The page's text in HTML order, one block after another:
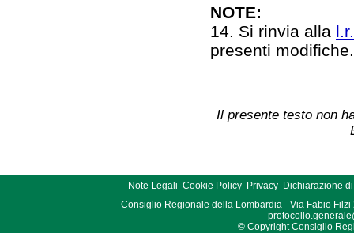
NOTE:
14. Si rinvia alla
presenti
Il presente testo non
Note Legali Cookie Policy Privacy
Dichiarazione
Consiglio Regionale della Lombardia - Via Fabio Filzi
© Copyright Consiglio